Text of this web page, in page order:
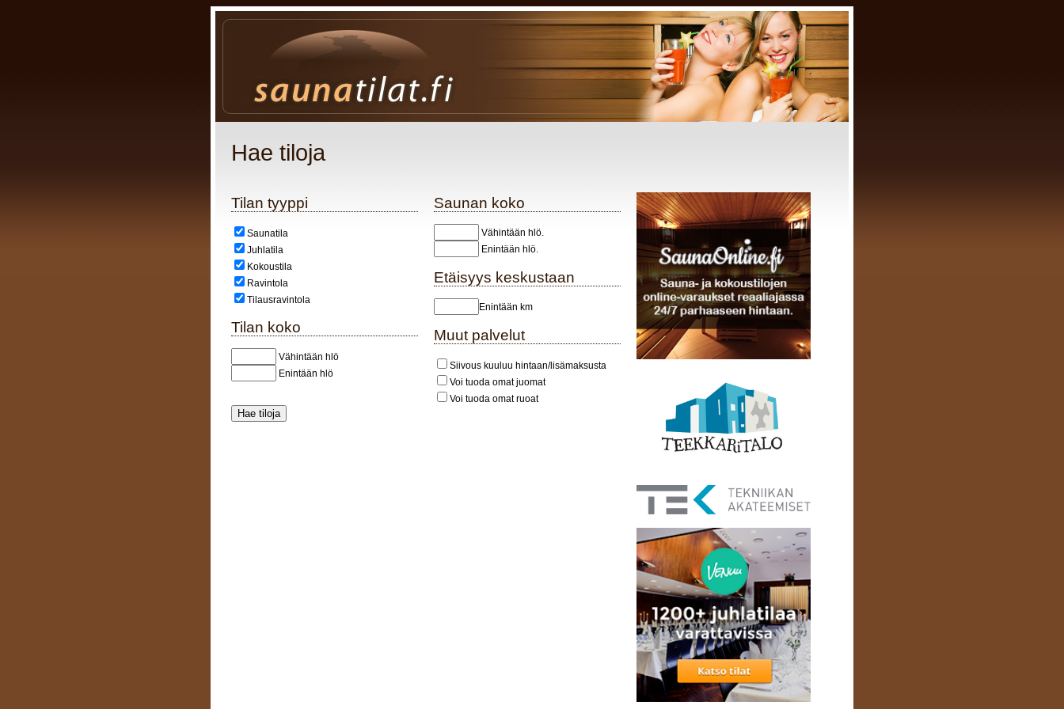
Hae tiloja
Tilan tyyppi
Saunatila
Juhlatila
Kokoustila
Ravintola
Tilausravintola
Tilan koko
Vähintään hlö
Enintään hlö
Saunan koko
Vähintään hlö.
Enintään hlö.
Etäisyys keskustaan
Enintään km
Muut palvelut
Siivous kuuluu hintaan/lisämaksusta
Voi tuoda omat juomat
Voi tuoda omat ruoat